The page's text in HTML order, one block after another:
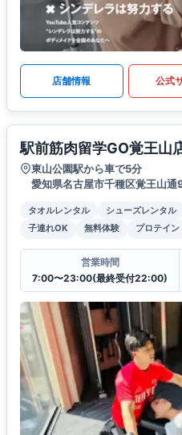
店舗情報 公式
駅前筋肉留学GO覚王山
東山公園駅から車で5分
愛知県名古屋市千種区覚王山
タオルレンタル シューズレンタル
子連れOK
無料体験 プロテイン
営業時間
7:00〜23:00(最終受付22:00)